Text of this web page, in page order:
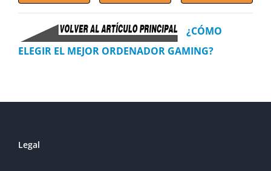
¿CÓMO
ELEGIR EL MEJOR ORDENADOR GAMING?
Legal